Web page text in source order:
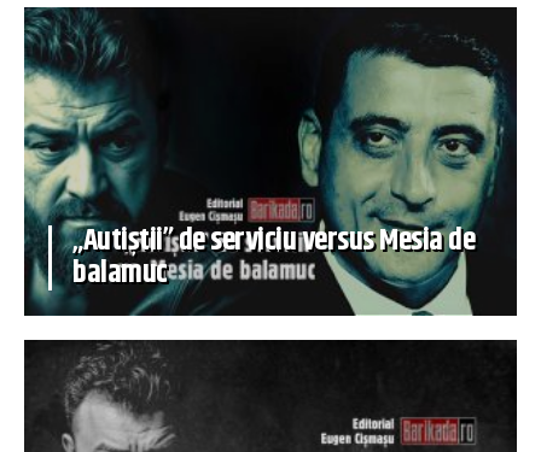
„Autiștii” de serviciu versus Mesia de
balamuc